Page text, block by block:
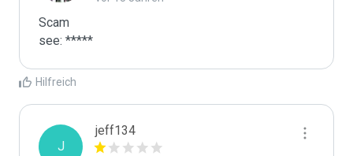
Scam
see: *****
Hilfreich
J
jeff134